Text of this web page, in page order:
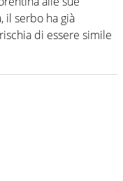
il serbo ha già
di essere simile